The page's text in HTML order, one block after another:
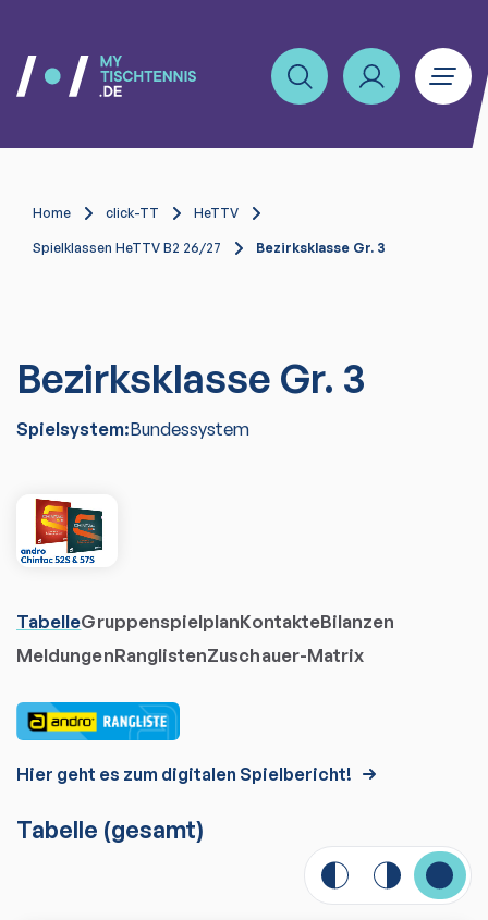
Home click-TT HeTTV
Spielklassen HeTTV B2 26/27 Bezirksklasse Gr. 3
Bezirksklasse Gr. 3
Spielsystem:Bundessystem
TabelleGruppenspielplanKontakteBilanzen
MeldungenRanglistenZuschauer-Matrix
Hier geht es zum digitalen Spielbericht!
Tabelle (gesamt)